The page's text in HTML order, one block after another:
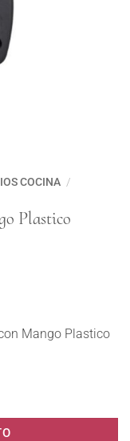
COCINA /
Plastico
Mango Plastico